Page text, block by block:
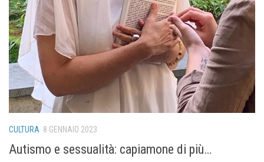
CULTURA 8 GENNAIO 2023
Autismo e sessualità: capiamone di più…